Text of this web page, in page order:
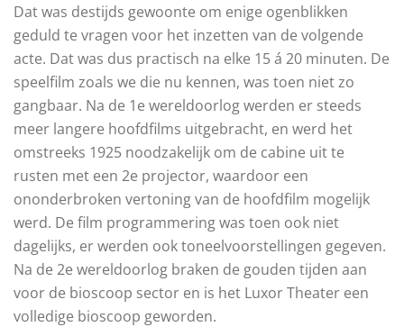
Dat was destijds gewoonte om enige ogenblikken
geduld te vragen voor het inzetten van de volgende
acte. Dat was dus practisch na elke 15 á 20 minuten. De
speelfilm zoals we die nu kennen, was toen niet zo
gangbaar. Na de 1e wereldoorlog werden er steeds
meer langere hoofdfilms uitgebracht, en werd het
omstreeks 1925 noodzakelijk om de cabine uit te
rusten met een 2e projector, waardoor een
ononderbroken vertoning van de hoofdfilm mogelijk
werd. De film programmering was toen ook niet
dagelijks, er werden ook toneelvoorstellingen gegeven.
Na de 2e wereldoorlog braken de gouden tijden aan
voor de bioscoop sector en is het Luxor Theater een
volledige bioscoop geworden.